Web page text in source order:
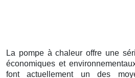
La pompe à chaleur offre une
économiques et
font actuellement un des